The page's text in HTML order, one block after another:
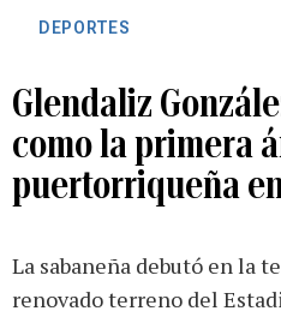
DEPORTES
Glendaliz
como la primera
puertorriqueña
La sabaneña debutó en la
renovado terreno del